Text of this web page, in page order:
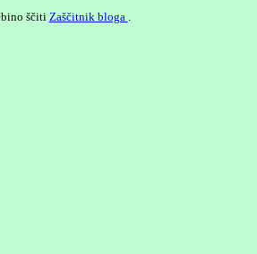
ščitiZaščitnik bloga .